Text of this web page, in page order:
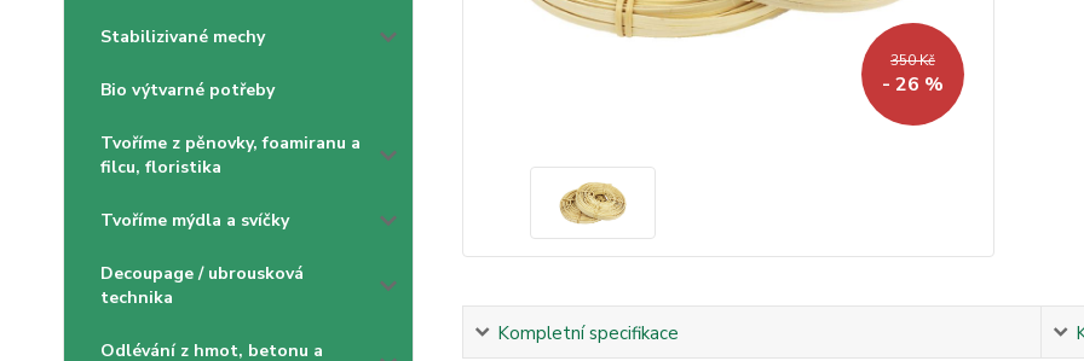
Stabilizivané mechy
Bio výtvarné potřeby
Tvoříme z pěnovky, foamiranu a
filcu, floristika
Tvoříme mýdla a svíčky
Decoupage / ubrousková
technika
Odlévání z hmot, betonu a
350 Kč
- 26 %
Kompletní specifikace